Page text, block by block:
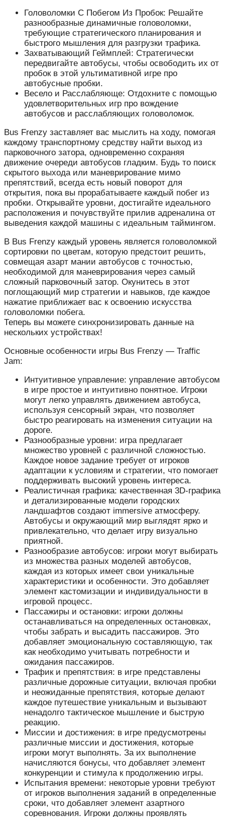
Головоломки С Побегом Из Пробок: Решайте
разнообразные динамичные головоломки,
требующие стратегического планирования и
быстрого мышления для разгрузки трафика.
Захватывающий Геймплей: Стратегически
передвигайте автобусы, чтобы освободить их от
пробок в этой ультимативной игре про
автобусные пробки.
Весело и Расслабляюще: Отдохните с помощью
удовлетворительных игр про вождение
автобусов и расслабляющих головоломок.
Bus Frenzy заставляет вас мыслить на ходу, помогая
каждому транспортному средству найти выход из
парковочного затора, одновременно сохраняя
движение очереди автобусов гладким. Будь то поиск
скрытого выхода или маневрирование мимо
препятствий, всегда есть новый поворот для
открытия, пока вы прорабатываете каждый побег из
пробки. Открывайте уровни, достигайте идеального
расположения и почувствуйте прилив адреналина от
выведения каждой машины с идеальным таймингом.
В Bus Frenzy каждый уровень является головоломкой
сортировки по цветам, которую предстоит решить,
совмещая азарт мании автобусов с точностью,
необходимой для маневрирования через самый
сложный парковочный затор. Окунитесь в этот
поглощающий мир стратегии и навыков, где каждое
нажатие приближает вас к освоению искусства
головоломки побега.
Теперь вы можете синхронизировать данные на
нескольких устройствах!
Основные особенности игры Bus Frenzy — Traffic
Jam:
Интуитивное управление: управление автобусом
в игре простое и интуитивно понятное. Игроки
могут легко управлять движением автобуса,
используя сенсорный экран, что позволяет
быстро реагировать на изменения ситуации на
дороге.
Разнообразные уровни: игра предлагает
множество уровней с различной сложностью.
Каждое новое задание требует от игроков
адаптации к условиям и стратегии, что помогает
поддерживать высокий уровень интереса.
Реалистичная графика: качественная 3D-графика
и детализированные модели городских
ландшафтов создают immersive атмосферу.
Автобусы и окружающий мир выглядят ярко и
привлекательно, что делает игру визуально
приятной.
Разнообразие автобусов: игроки могут выбирать
из множества разных моделей автобусов,
каждая из которых имеет свои уникальные
характеристики и особенности. Это добавляет
элемент кастомизации и индивидуальности в
игровой процесс.
Пассажиры и остановки: игроки должны
останавливаться на определенных остановках,
чтобы забрать и высадить пассажиров. Это
добавляет эмоциональную составляющую, так
как необходимо учитывать потребности и
ожидания пассажиров.
Трафик и препятствия: в игре представлены
различные дорожные ситуации, включая пробки
и неожиданные препятствия, которые делают
каждое путешествие уникальным и вызывают
ненадолго тактическое мышление и быструю
реакцию.
Миссии и достижения: в игре предусмотрены
различные миссии и достижения, которые
игроки могут выполнять. За их выполнение
начисляются бонусы, что добавляет элемент
конкуренции и стимула к продолжению игры.
Испытания времени: некоторые уровни требуют
от игроков выполнения заданий в определенные
сроки, что добавляет элемент азартного
соревнования. Игроки должны проявлять